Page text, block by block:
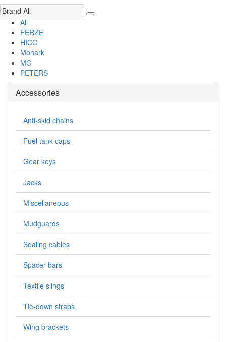
All
FERZE
HICO
Monark
MG
PETERS
Accessories
Anti-skid chains
Fuel tank caps
Gear keys
Jacks
Miscellaneous
Mudguards
Sealing cables
Spacer bars
Textile slings
Tie-down straps
Wing brackets